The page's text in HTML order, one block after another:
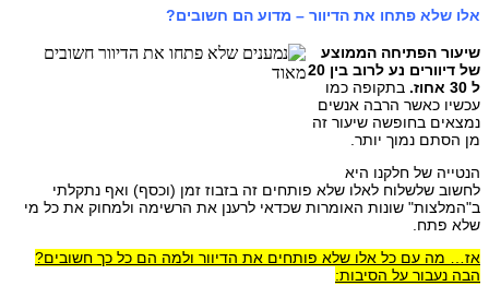
אלו שלא פתחו את הדיוור – מדוע הם חשובים?
שיעור הפתיחה הממוצע
של דיוורים נע לרוב בין 20
ל 30 אחוז.
בתקופה כמו
עכשיו כאשר הרבה אנשים
נמצאים בחופשה שיעור זה
מן הסתם נמוך יותר.
הנטייה של חלקנו היא
לחשוב שלשלוח לאלו שלא פותחים זה בזבוז זמן (וכסף) ואף נתקלתי
ב"המלצות" שונות האומרות שכדאי לרענן את הרשימה ולמחוק את כל מי
שלא פתח.
אז… מה עם כל אלו שלא פותחים את הדיוור ולמה הם כל כך חשובים?
הבה נעבור על הסיבות: